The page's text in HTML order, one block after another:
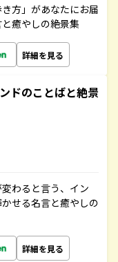
方」があなたにお届
癒やしの絶景集
詳細を見る
ドのことばと絶景
わると言う、イン
せる名言と癒やしの
詳細を見る